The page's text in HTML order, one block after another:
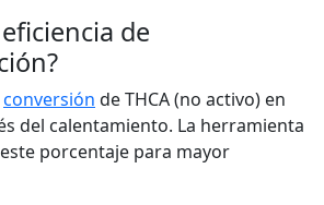
de
conversión de THCA (no activo) en
del calentamiento. La herramienta
porcentaje para mayor